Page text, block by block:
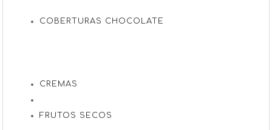
COBERTURAS CHOCOLATE
CREMAS
FRUTOS SECOS